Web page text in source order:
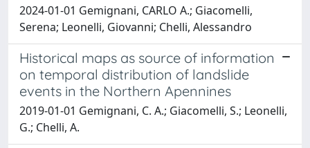
2024-01-01 Gemignani, CARLO A.; Giacomelli,
Serena; Leonelli, Giovanni; Chelli, Alessandro
Historical maps as source of information
on temporal distribution of landslide
events in the Northern Apennines
2019-01-01 Gemignani, C. A.; Giacomelli, S.; Leonelli,
G.; Chelli, A.